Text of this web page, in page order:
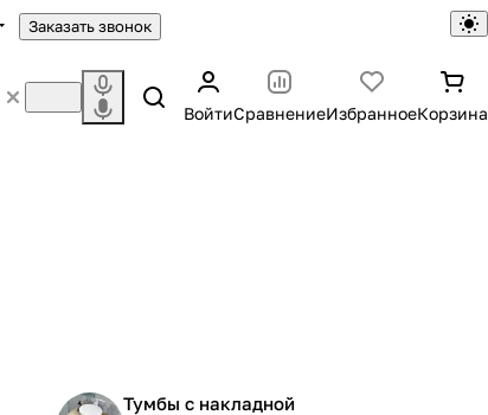
Заказать звонок
ВойтиСравнениеИзбранноеКорзина
Тумбы с накладной